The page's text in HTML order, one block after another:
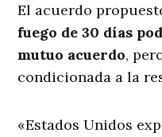
El acuerdo
fuego de 30 días
mutuo acuerdo,
condicionada a la
«Estados Unidos